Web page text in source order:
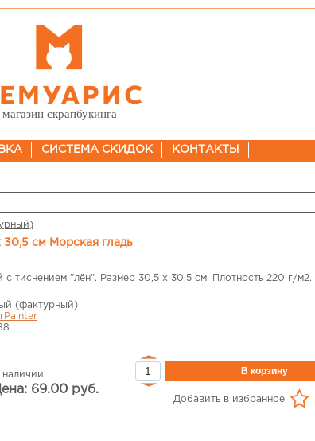
магазин скрапбукинга
СИСТЕМА СКИДОК КОНТАКТЫ
30,5 см Морская гладь
с тиснением "лён". Размер 30,5 х 30,5 см. Плотность 220 г/м2.
(фактурный)
наличии
69.00 руб.
Добавить в избранное